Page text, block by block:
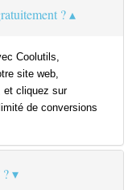
?
Coolutils,
site web,
et cliquez sur
de conversions